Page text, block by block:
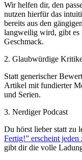
Wir helfen dir, den
nutzen hierfür das
bereits aus den
langweilig wird, gibt es
Geschmack.
2. Glaubwürdige
Statt generischer
Artikel mit fundierter
und Serien.
3. Nerdiger Podcast
Du hörst lieber statt zu
Fertig!” erscheint
gibt dir die volle